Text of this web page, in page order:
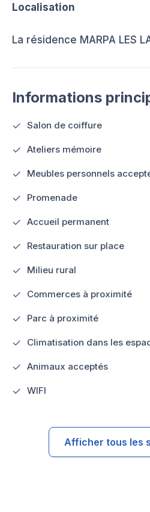
Localisation
La résidence MARPA LES
Informations
Salon de coiffure
Ateliers mémoire
Meubles personnels
Promenade
Accueil permanent
Restauration sur place
Milieu rural
Commerces à proximité
Parc à proximité
Climatisation dans les
Animaux acceptés
WIFI
Afficher tous les